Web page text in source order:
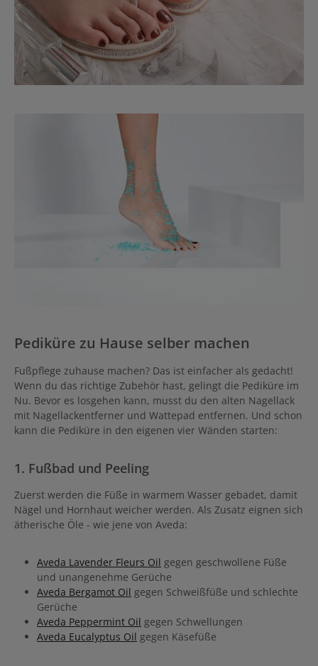
Pediküre zu Hause selber machen
Fußpflege zuhause machen? Das ist einfacher als gedacht!
Wenn du das richtige Zubehör hast, gelingt die Pediküre im
Nu. Bevor es losgehen kann, musst du den alten Nagellack
mit Nagellackentferner und Wattepad entfernen. Und schon
kann die Pediküre in den eigenen vier Wänden starten:
1. Fußbad und Peeling
Zuerst werden die Füße in warmem Wasser gebadet, damit
Nägel und Hornhaut weicher werden. Als Zusatz eignen sich
ätherische Öle - wie jene von Aveda:
Aveda Lavender Fleurs Oil gegen geschwollene Füße
und unangenehme Gerüche
Aveda Bergamot Oil gegen Schweißfüße und schlechte
Gerüche
Aveda Peppermint Oil gegen Schwellungen
Aveda Eucalyptus Oil gegen Käsefüße